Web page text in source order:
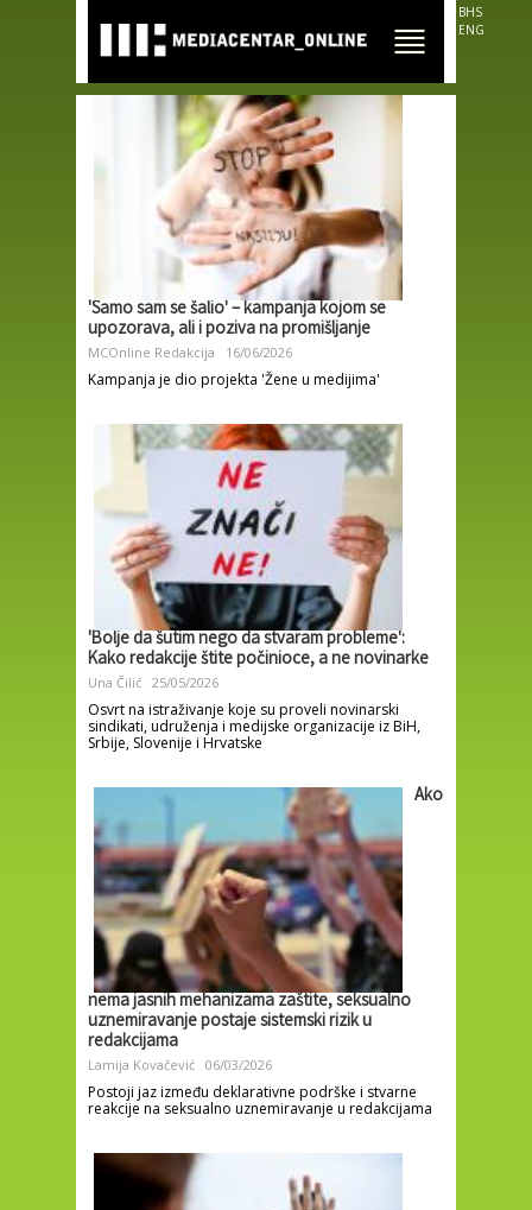
main
content
BHS
ENG
'Samo sam se šalio' – kampanja kojom se
upozorava, ali i poziva na promišljanje
MCOnline Redakcija 16/06/2026
Kampanja je dio projekta 'Žene u medijima'
'Bolje da šutim nego da stvaram probleme':
Kako redakcije štite počinioce, a ne novinarke
Una Čilić 25/05/2026
Osvrt na istraživanje koje su proveli novinarski
sindikati, udruženja i medijske organizacije iz BiH,
Srbije, Slovenije i Hrvatske
Ako
nema jasnih mehanizama zaštite, seksualno
uznemiravanje postaje sistemski rizik u
redakcijama
Lamija Kovačević 06/03/2026
Postoji jaz između deklarativne podrške i stvarne
reakcije na seksualno uznemiravanje u redakcijama